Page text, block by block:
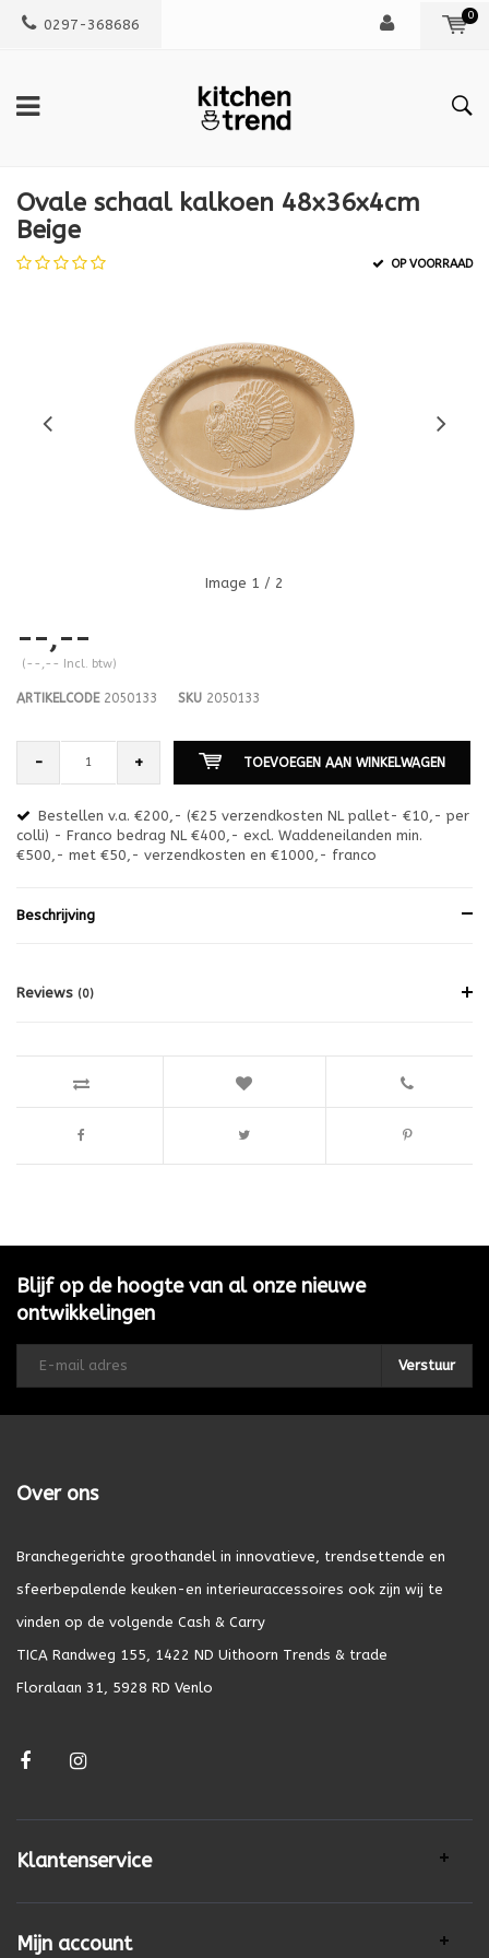
0297-368686
0
Ovale schaal kalkoen 48x36x4cm
Beige
OP VOORRAAD
Image 1 / 2
--,--
(--,-- Incl. btw)
ARTIKELCODE2050133 SKU 2050133
- + TOEVOEGEN AAN WINKELWAGEN
Bestellen v.a. €200,- (€25 verzendkosten NL pallet- €10,- per
colli) - Franco bedrag NL €400,- excl. Waddeneilanden min.
€500,- met €50,- verzendkosten en €1000,- franco
Beschrijving
Reviews (0)
Blijf op de hoogte van al onze nieuwe
ontwikkelingen
Verstuur
Over ons
Branchegerichte groothandel in innovatieve, trendsettende en
sfeerbepalende keuken-en interieuraccessoires ook zijn wij te
vinden op de volgende Cash & Carry
TICA Randweg 155, 1422 ND Uithoorn Trends & trade
Floralaan 31, 5928 RD Venlo
Klantenservice
Mijn account